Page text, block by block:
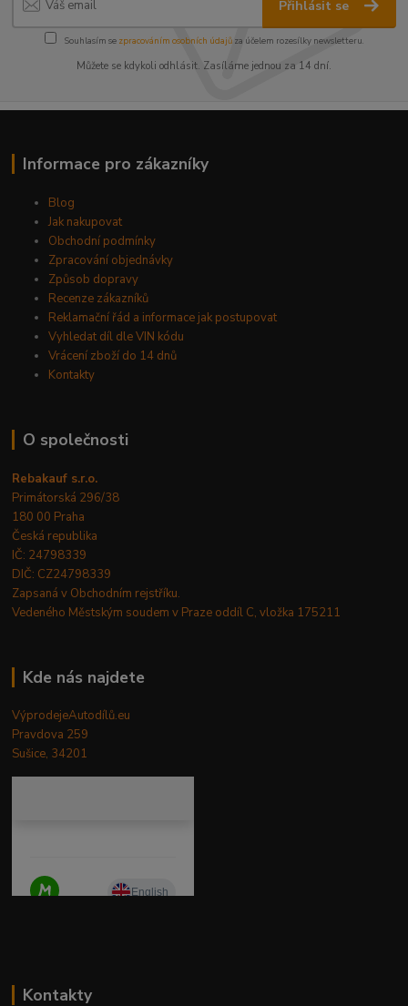
Přihlásit se
Souhlasím se zpracováním osobních údajůza účelem rozesílky newsletteru.
Můžete se kdykoli odhlásit. Zasíláme jednou za 14 dní.
Informace pro zákazníky
Blog
Jak nakupovat
Obchodní podmínky
Zpracování objednávky
Způsob dopravy
Recenze zákazníků
Reklamační řád a informace jak postupovat
Vyhledat díl dle VIN kódu
Vrácení zboží do 14 dnů
Kontakty
O společnosti
Rebakauf s.r.o.
Primátorská 296/38
180 00 Praha
Česká republika
IČ: 24798339
DIČ: CZ24798339
Zapsaná v Obchodním rejstříku.
Vedeného Městským soudem v Praze oddíl C, vložka 175211
Kde nás najdete
VýprodejeAutodílů.eu
Pravdova 259
Sušice, 34201
Kontakty